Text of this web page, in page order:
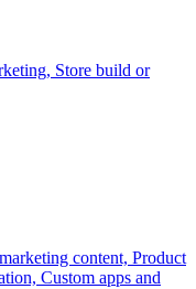
Store build or
content, Product
Custom apps and